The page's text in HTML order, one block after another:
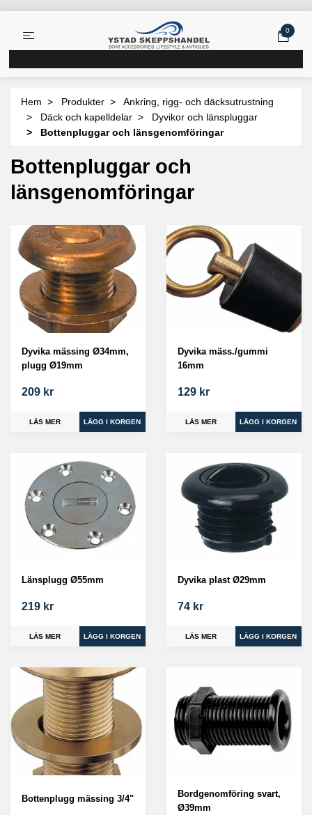
0
Hem Produkter
Ankring, rigg- och däcksutrustning
Däck och kapelldelar
Dyvikor och länspluggar
Bottenpluggar och länsgenomföringar
Bottenpluggar och
länsgenomföringar
Dyvika mässing Ø34mm,
plugg Ø19mm
209 kr
LÄS MER
Dyvika mäss./gummi
16mm
129 kr
LÄS MER
Länsplugg Ø55mm
219 kr
LÄS MER
Dyvika plast Ø29mm
74 kr
LÄS MER
Bottenplugg mässing 3/4"
Bordgenomföring svart,
Ø39mm